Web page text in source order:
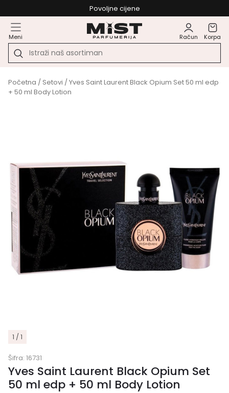
Povoljne cijene
Meni Račun Korpa
Početna / Setovi / Yves Saint Laurent Black Opium Set 50 ml edp
+ 50 ml Body Lotion
1 / 1
Šifra: 16731
Yves Saint Laurent Black Opium Set
50 ml edp + 50 ml Body Lotion